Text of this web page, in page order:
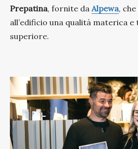
Prepatina, fornite da Alpewa,
all’edificio una qualità materica e
superiore.